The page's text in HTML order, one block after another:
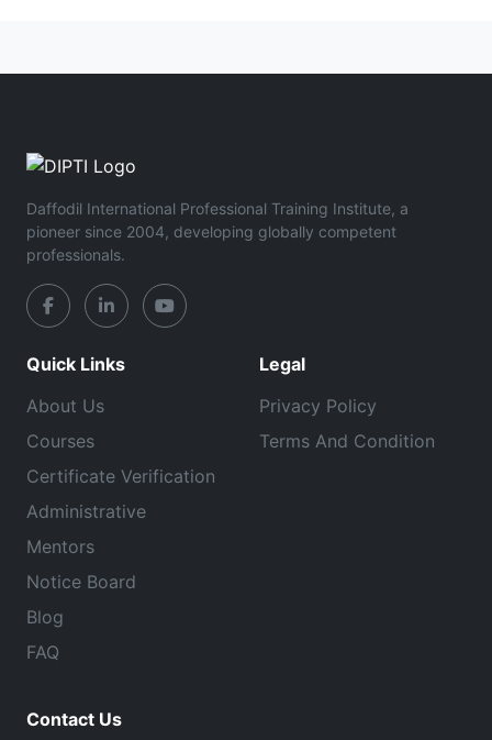
Daffodil International Professional Training Institute, a
pioneer since 2004, developing globally competent
professionals.
Quick Links
About Us
Courses
Certificate Verification
Administrative
Mentors
Notice Board
Blog
FAQ
Legal
Privacy Policy
Terms And Condition
Contact Us